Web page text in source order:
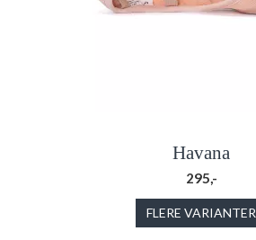
Havana
295,-
FLERE VARIANTER